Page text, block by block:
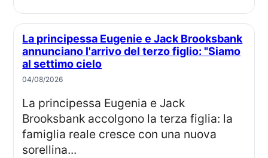
La principessa Eugenie e Jack Brooksbank
annunciano l'arrivo del terzo figlio: "Siamo
al settimo cielo
04/08/2026
La principessa Eugenia e Jack
Brooksbank accolgono la terza figlia: la
famiglia reale cresce con una nuova
sorellina...